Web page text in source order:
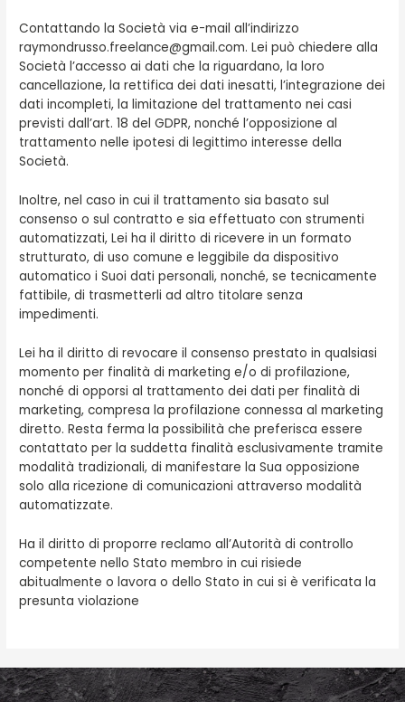
Contattando la Società via e-mail all’indirizzo
raymondrusso.freelance@gmail.com. Lei può chiedere alla
Società l’accesso ai dati che la riguardano, la loro
cancellazione, la rettifica dei dati inesatti, l’integrazione dei
dati incompleti, la limitazione del trattamento nei casi
previsti dall’art. 18 del GDPR, nonché l’opposizione al
trattamento nelle ipotesi di legittimo interesse della
Società.
Inoltre, nel caso in cui il trattamento sia basato sul
consenso o sul contratto e sia effettuato con strumenti
automatizzati, Lei ha il diritto di ricevere in un formato
strutturato, di uso comune e leggibile da dispositivo
automatico i Suoi dati personali, nonché, se tecnicamente
fattibile, di trasmetterli ad altro titolare senza
impedimenti.
Lei ha il diritto di revocare il consenso prestato in qualsiasi
momento per finalità di marketing e/o di profilazione,
nonché di opporsi al trattamento dei dati per finalità di
marketing, compresa la profilazione connessa al marketing
diretto. Resta ferma la possibilità che preferisca essere
contattato per la suddetta finalità esclusivamente tramite
modalità tradizionali, di manifestare la Sua opposizione
solo alla ricezione di comunicazioni attraverso modalità
automatizzate.
Ha il diritto di proporre reclamo all’Autorità di controllo
competente nello Stato membro in cui risiede
abitualmente o lavora o dello Stato in cui si è verificata la
presunta violazione